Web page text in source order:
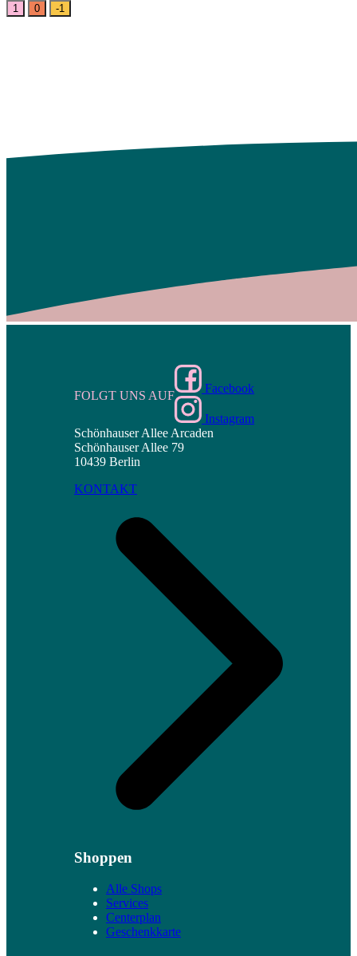
1 0 -1
FOLGT UNS AUF
Facebook
Instagram
Schönhauser Allee Arcaden
Schönhauser Allee 79
10439 Berlin
KONTAKT
Shoppen
Alle Shops
Services
Centerplan
Geschenkkarte